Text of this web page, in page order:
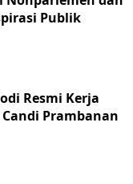
Publik
Resmi Kerja
Prambanan